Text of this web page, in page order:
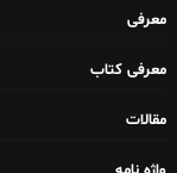
معرفی
معرفی کتاب
مقالات